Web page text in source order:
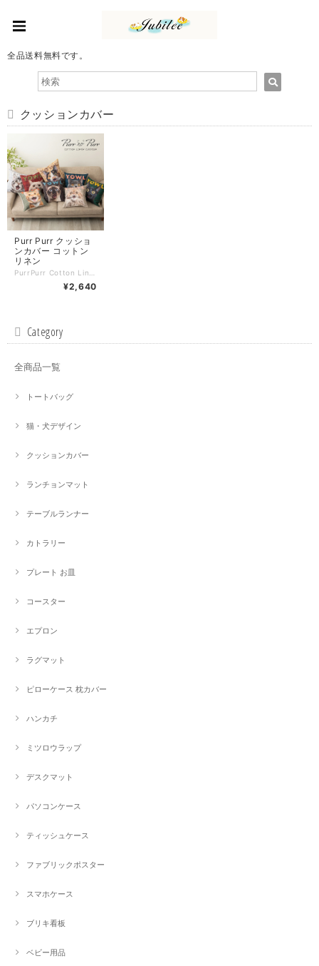
全品送料無料です。
クッションカバー
Purr Purr クッショ
ンカバー コットン
リネン
¥2,640
Category
全商品一覧
トートバッグ
猫・犬デザイン
クッションカバー
ランチョンマット
テーブルランナー
カトラリー
プレート お皿
コースター
エプロン
ラグマット
ピローケース 枕カバー
ハンカチ
ミツロウラップ
デスクマット
パソコンケース
ティッシュケース
ファブリックポスター
スマホケース
ブリキ看板
ベビー用品